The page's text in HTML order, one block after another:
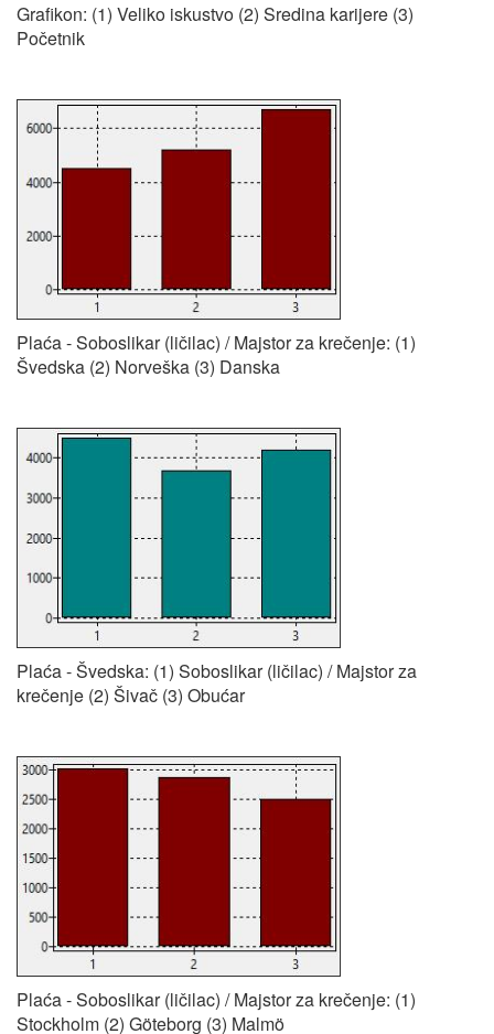
Grafikon: (1) Veliko iskustvo (2) Sredina karijere (3)
Početnik
Plaća - Soboslikar (ličilac) / Majstor za krečenje: (1)
Švedska (2) Norveška (3) Danska
Plaća - Švedska: (1) Soboslikar (ličilac) / Majstor za
krečenje (2) Šivač (3) Obućar
Plaća - Soboslikar (ličilac) / Majstor za krečenje: (1)
Stockholm (2) Göteborg (3) Malmö